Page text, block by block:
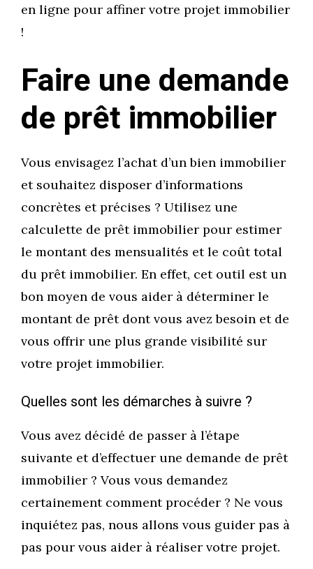
en ligne pour affiner votre projet immobilier
!
Faire une demande
de prêt immobilier
Vous envisagez l’achat d’un bien immobilier
et souhaitez disposer d’informations
concrètes et précises ? Utilisez une
calculette de prêt immobilier pour estimer
le montant des mensualités et le coût total
du prêt immobilier. En effet, cet outil est un
bon moyen de vous aider à déterminer le
montant de prêt dont vous avez besoin et de
vous offrir une plus grande visibilité sur
votre projet immobilier.
Quelles sont les démarches à suivre ?
Vous avez décidé de passer à l’étape
suivante et d’effectuer une demande de prêt
immobilier ? Vous vous demandez
certainement comment procéder ? Ne vous
inquiétez pas, nous allons vous guider pas à
pas pour vous aider à réaliser votre projet.